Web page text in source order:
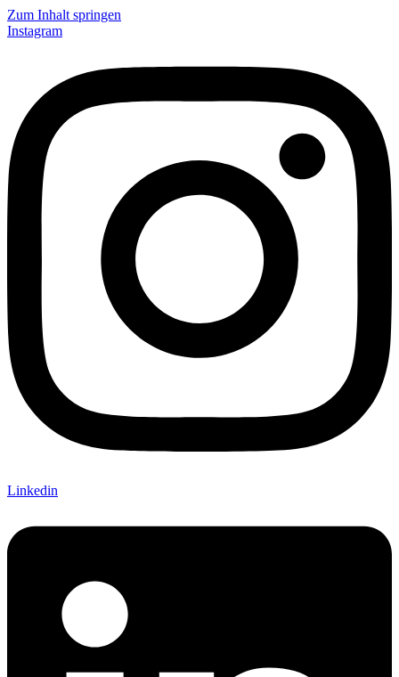
Zum Inhalt springen
Instagram
Linkedin